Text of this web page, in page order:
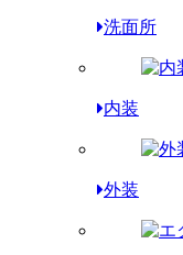
洗面所
内装
外装